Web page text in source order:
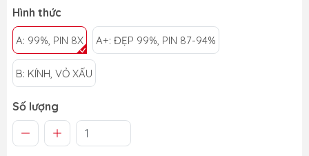
Hình thức
A: 99%, PIN 8X A+: ĐẸP 99%, PIN 87-94%
B: KÍNH, VỎ XẤU
Số lượng